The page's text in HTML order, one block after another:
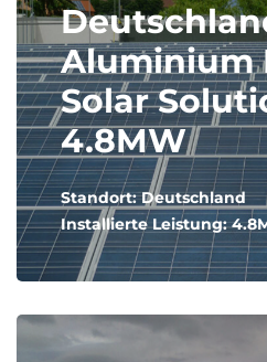
Aluminium
Solar
4.8MW
Standort: Deutschland
Installierte Leistung: